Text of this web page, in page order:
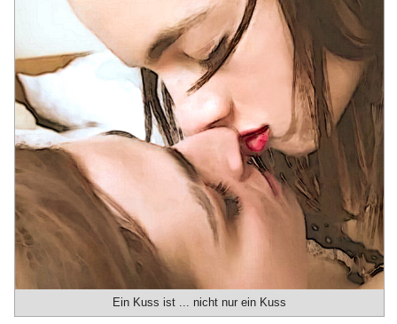
Ein Kuss ist ... nicht nur ein Kuss